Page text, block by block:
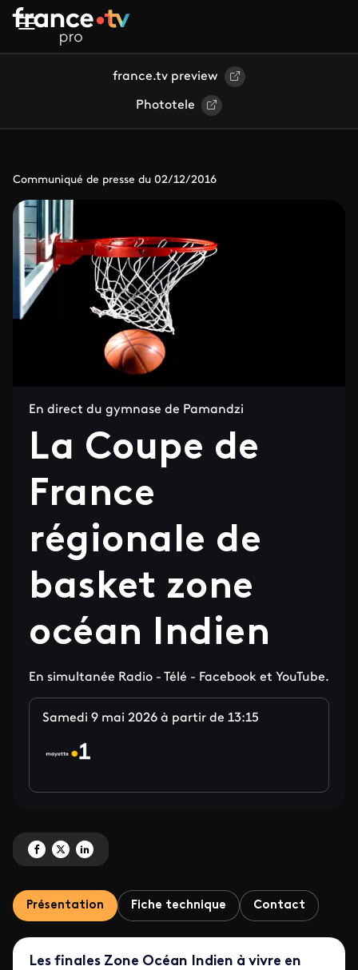
Aller au contenu principal
france.tv preview
Phototele
Communiqué de presse du 02/12/2016
En direct du gymnase de Pamandzi
La Coupe de
France
régionale de
basket zone
océan Indien
En simultanée Radio - Télé - Facebook et YouTube.
Samedi 9 mai 2026 à partir de 13:15
Partagez 'La Coupe de France régionale de basket zone océan Indien ' sur
Partagez 'La Coupe de France régionale de basket zone océan Indien '
Partagez 'La Coupe de France régionale de basket zone océan
Présentation Fiche technique Contact
Les finales Zone Océan Indien à vivre en